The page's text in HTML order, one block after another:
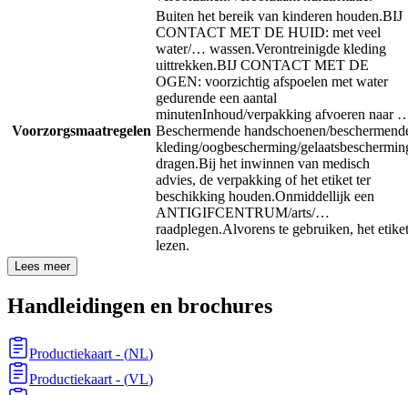
Voorzorgsmaatregelen
Buiten het bereik van kinderen houden.BIJ
CONTACT MET DE HUID: met veel
water/… wassen.Verontreinigde kleding
uittrekken.BIJ CONTACT MET DE
OGEN: voorzichtig afspoelen met water
gedurende een aantal
minutenInhoud/verpakking afvoeren naar
Beschermende handschoenen/
kleding/oogbescherming/
dragen.Bij het inwinnen van medisch
advies, de verpakking of het etiket ter
beschikking houden.Onmiddellijk een
ANTIGIFCENTRUM/arts/…
raadplegen.Alvorens te gebruiken, het etiket
lezen.
Lees meer
Handleidingen en brochures
Productiekaart - (NL)
Productiekaart - (VL)